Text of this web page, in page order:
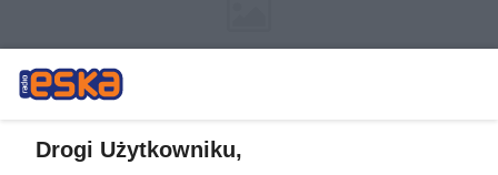
Drogi Użytkowniku,